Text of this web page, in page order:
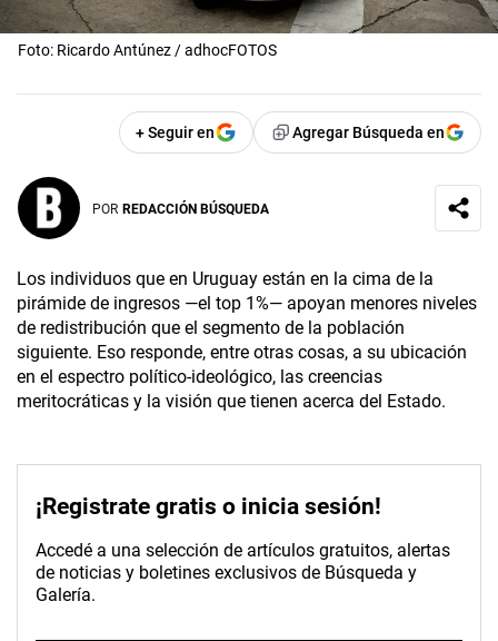
Foto: Ricardo Antúnez / adhocFOTOS
+ Seguir en Agregar Búsqueda en
POR REDACCIÓN BÚSQUEDA
Los individuos que en Uruguay están en la cima de la
pirámide de ingresos —el top 1%— apoyan menores niveles
de redistribución que el segmento de la población
siguiente. Eso responde, entre otras cosas, a su ubicación
en el espectro político-ideológico, las creencias
meritocráticas y la visión que tienen acerca del Estado.
¡Registrate gratis o inicia sesión!
Accedé a una selección de artículos gratuitos, alertas
de noticias y boletines exclusivos de Búsqueda y
Galería.